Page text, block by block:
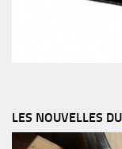
LES NOUVELLES